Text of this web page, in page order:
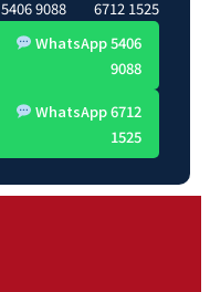
5406 9088
6712 1525
WhatsApp 5406
9088
WhatsApp 6712
1525